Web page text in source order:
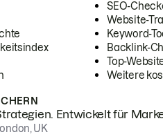
SEO-
Website-
Keyword-
Backlink-
Top-
Weitere
Entwickelt für
UK